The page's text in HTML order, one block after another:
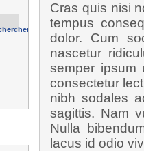
Cras quis nisi
tempus
dolor. Cum
nascetur
semper ipsum
consectetur
nibh sodales
sagittis. Nam
Nulla
lacus id odio